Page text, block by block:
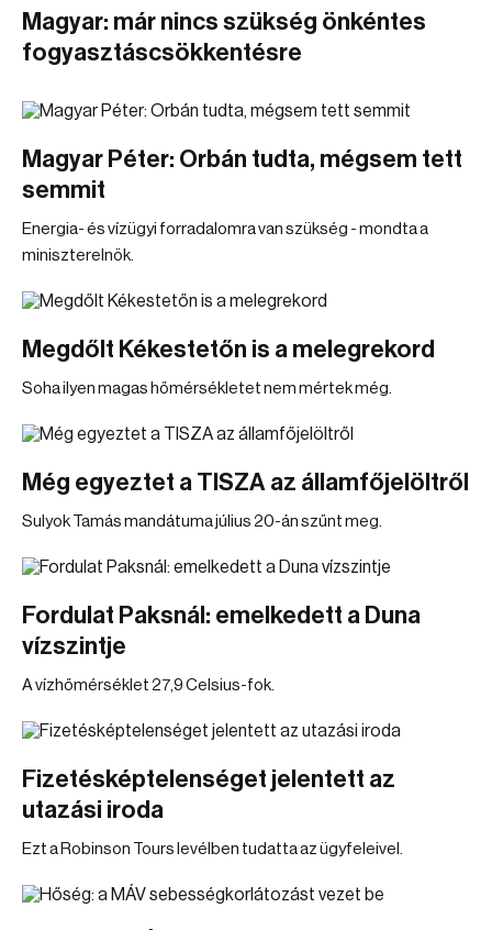
Magyar: már nincs szükség önkéntes
fogyasztáscsökkentésre
Magyar Péter: Orbán tudta, mégsem tett
semmit
Energia- és vízügyi forradalomra van szükség - mondta a
miniszterelnök.
Megdőlt Kékestetőn is a melegrekord
Soha ilyen magas hőmérsékletet nem mértek még.
Még egyeztet a TISZA az államfőjelöltről
Sulyok Tamás mandátuma július 20-án szűnt meg.
Fordulat Paksnál: emelkedett a Duna
vízszintje
A vízhőmérséklet 27,9 Celsius-fok.
Fizetésképtelenséget jelentett az
utazási iroda
Ezt a Robinson Tours levélben tudatta az ügyfeleivel.